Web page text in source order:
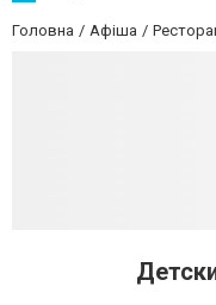
Головна Афіша